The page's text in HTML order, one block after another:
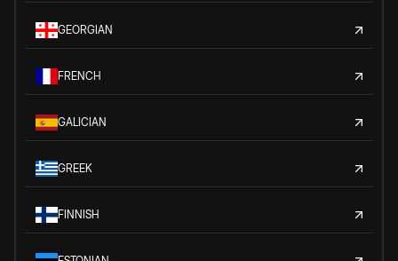
GEORGIAN
FRENCH
GALICIAN
GREEK
FINNISH